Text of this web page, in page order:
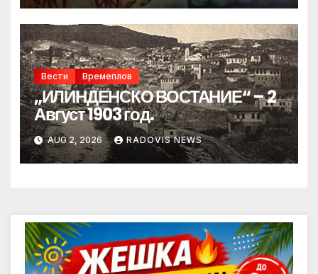
Вести Времеплов
„ИЛИНДЕНСКО ВОСТАНИЕ“ – 2
Август 1903 год.
AUG 2, 2026 RADOVIS NEWS